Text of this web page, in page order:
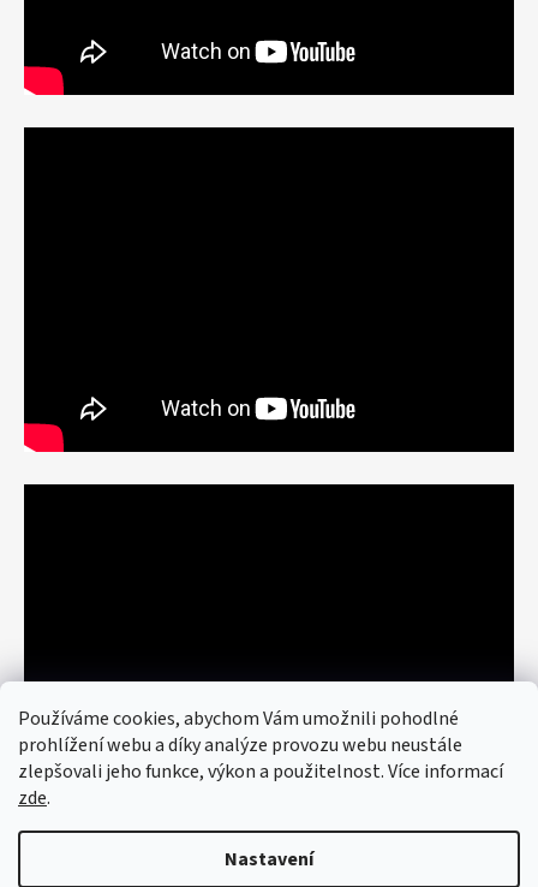
Používáme cookies, abychom Vám umožnili pohodlné
prohlížení webu a díky analýze provozu webu neustále
zlepšovali jeho funkce, výkon a použitelnost. Více informací
zde.
Nastavení